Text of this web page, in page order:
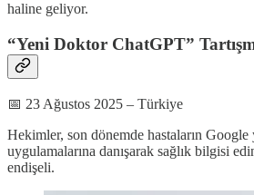
haline geliyor.
“Yeni Doktor ChatGPT”
📅 23 Ağustos 2025 – Türkiye
Hekimler, son dönemde hastaların Google
uygulamalarına danışarak sağlık bilgisi
endişeli.